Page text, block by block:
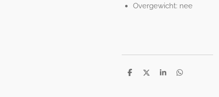
Overgewicht: nee
D
D
S
D